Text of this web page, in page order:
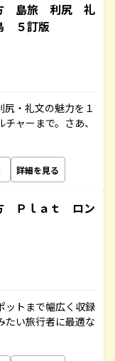
島旅 利尻 礼
５訂版
・礼文の魅力を１
ャーまで。さあ、
詳細を見る
Ｐｌａｔ ロン
ットまで幅広く収録
たい旅行者に最適な